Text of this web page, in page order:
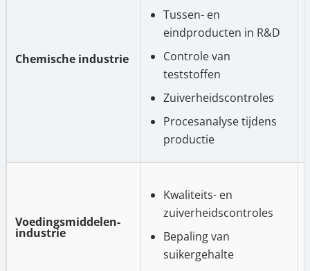
Chemische industrie
Tussen- en
eindproducten in R&D
Controle van
teststoffen
Zuiverheidscontroles
Procesanalyse tijdens
productie
Voedingsmiddelen-
industrie
Kwaliteits- en
zuiverheidscontroles
Bepaling van
suikergehalte